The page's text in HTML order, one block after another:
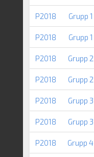
P2018 Grupp 1
P2018 Grupp 1
P2018 Grupp 2
P2018 Grupp 2
P2018 Grupp 3
P2018 Grupp 3
P2018 Grupp 4